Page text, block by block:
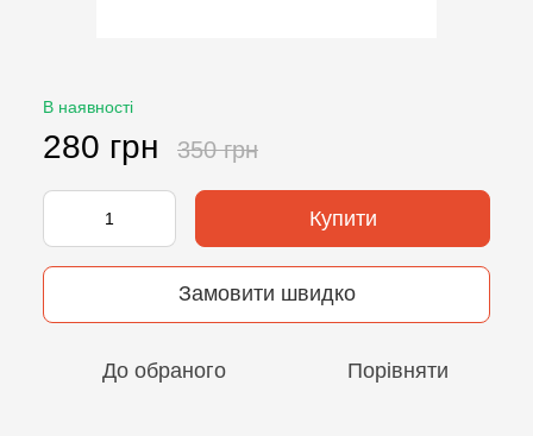
В наявності
280 грн 350 грн
Купити
Замовити швидко
До обраного Порівняти